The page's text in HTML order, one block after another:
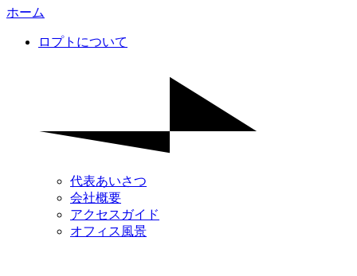
ホーム
ロプトについて
代表あいさつ
会社概要
アクセスガイド
オフィス風景